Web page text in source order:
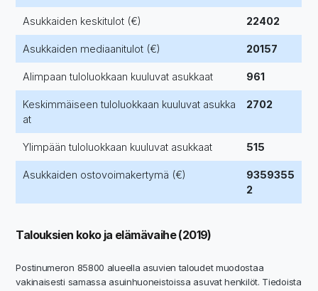
Asukkaiden keskitulot (€) 22402
Asukkaiden mediaanitulot (€) 20157
Alimpaan tuloluokkaan kuuluvat asukkaat 961
Keskimmäiseen tuloluokkaan kuuluvat asukka
at
2702
Ylimpään tuloluokkaan kuuluvat asukkaat 515
Asukkaiden ostovoimakertymä (€)
9359355
2
Talouksien koko ja elämävaihe (2019)
Postinumeron 85800 alueella asuvien taloudet muodostaa
vakinaisesti samassa asuinhuoneistoissa asuvat henkilöt. Tiedoista